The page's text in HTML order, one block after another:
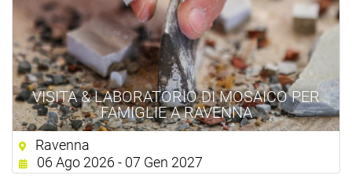
VISITA & LABORATORIO DI MOSAICO PER
FAMIGLIE A RAVENNA
Ravenna
06 Ago 2026 - 07 Gen 2027